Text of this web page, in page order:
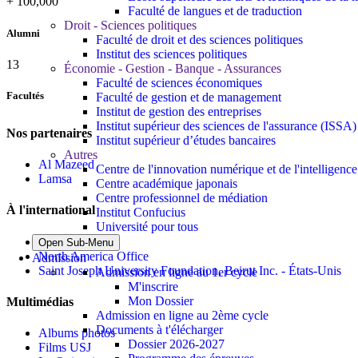
Faculté de langues et de traduction
Droit - Sciences politiques
Faculté de droit et des sciences politiques
Institut des sciences politiques
Économie - Gestion - Banque - Assurances
Faculté de sciences économiques
Faculté de gestion et de management
Institut de gestion des entreprises
Institut supérieur des sciences de l'assurance (ISSA)
Institut supérieur d’études bancaires
Autres
Centre de l'innovation numérique et de
Centre académique japonais
Centre professionnel de médiation
Institut Confucius
Université pour tous
Open Sub-Menu
Admission
Admission en ligne au 1er cycle
M'inscrire
Mon Dossier
Admission en ligne au 2ème cycle
Documents à t'élécharger
Dossier 2026-2027
Alumni
13
Facultés
Nos partenaires
Al Mazeed
Lamsa
À l'international
Bureau de Paris
North America Office
Saint Joseph University Foundation, Beirut Inc. - États-Unis
Multimédias
Albums photos
Films USJ